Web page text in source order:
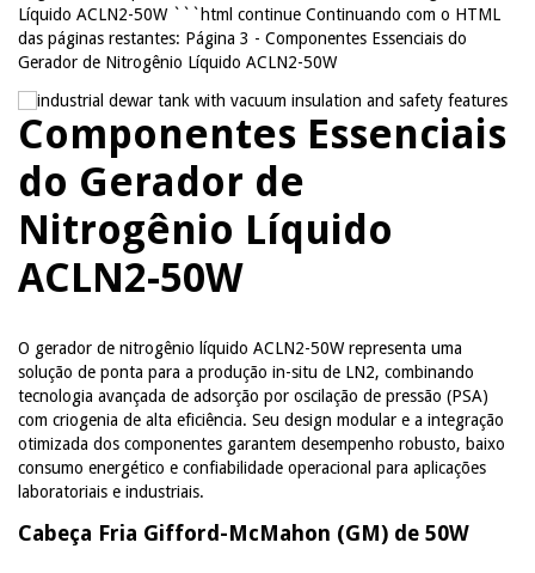
Líquido ACLN2-50W ```html continue Continuando com o HTML
das páginas restantes: Página 3 - Componentes Essenciais do
Gerador de Nitrogênio Líquido ACLN2-50W
Componentes Essenciais
do Gerador de
Nitrogênio Líquido
ACLN2-50W
O gerador de nitrogênio líquido ACLN2-50W representa uma
solução de ponta para a produção in-situ de LN2, combinando
tecnologia avançada de adsorção por oscilação de pressão (PSA)
com criogenia de alta eficiência. Seu design modular e a integração
otimizada dos componentes garantem desempenho robusto, baixo
consumo energético e confiabilidade operacional para aplicações
laboratoriais e industriais.
Cabeça Fria Gifford-McMahon (GM) de 50W